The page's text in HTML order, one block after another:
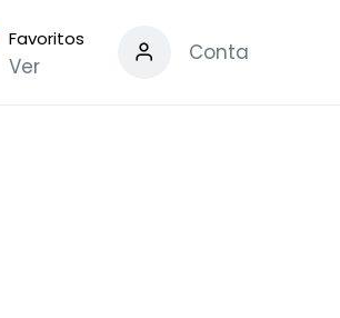
Favoritos
Ver
Conta